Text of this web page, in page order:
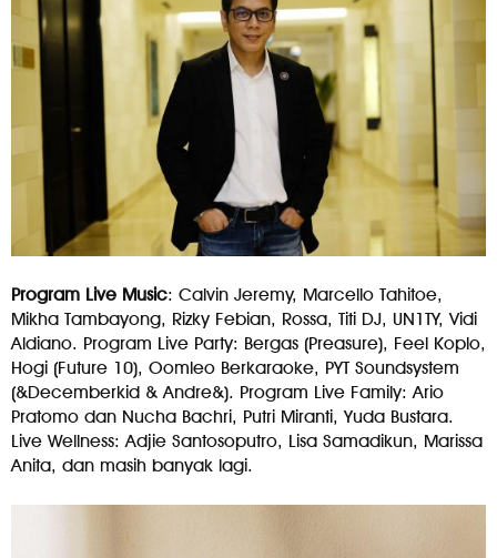
Program Live Music: Calvin Jeremy, Marcello Tahitoe,
Mikha Tambayong, Rizky Febian, Rossa, Titi DJ, UN1TY, Vidi
Aldiano. Program Live Party: Bergas (Preasure), Feel Koplo,
Hogi (Future 10), Oomleo Berkaraoke, PYT Soundsystem
(&Decemberkid & Andre&). Program Live Family: Ario
Pratomo dan Nucha Bachri, Putri Miranti, Yuda Bustara.
Live Wellness: Adjie Santosoputro, Lisa Samadikun, Marissa
Anita, dan masih banyak lagi.